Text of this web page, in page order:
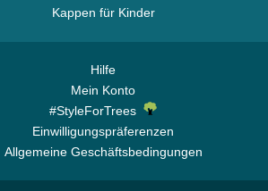
Kappen für Kinder
Hilfe
Mein Konto
#StyleForTrees
Einwilligungspräferenzen
Allgemeine Geschäftsbedingungen